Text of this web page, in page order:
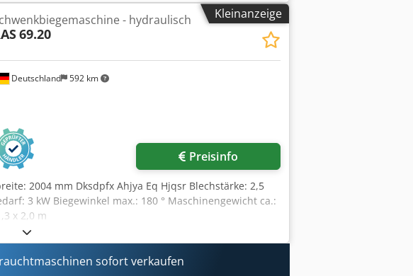
Hinteranschlag Dodpfx Ahjwq I U Roqjkr *
Kleinanzeige
Deutschland 592 km
- hydraulisch
69.20
Preisinfo
2004 mm Dksdpfx Ahjya Eq Hjqsr Blechstärke: 2,5
3 kW Biegewinkel max.: 180 ° Maschinengewicht ca.:
x 2,0 m
sofort verkaufen